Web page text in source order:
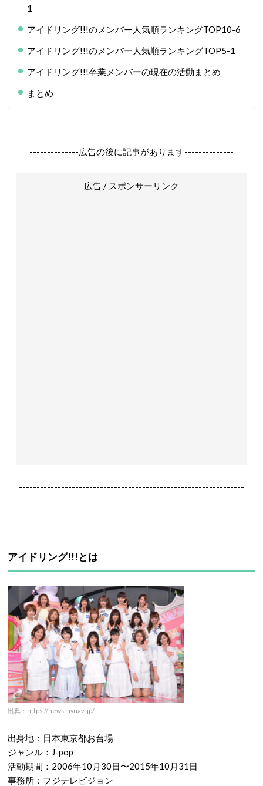
1
アイドリング!!!のメンバー人気順ランキングTOP10-6
アイドリング!!!のメンバー人気順ランキングTOP5-1
アイドリング!!!卒業メンバーの現在の活動まとめ
まとめ
--------------広告の後に記事があります--------------
広告 / スポンサーリンク
----------------------------------------------------------------
アイドリング!!!とは
出典： https://news.mynavi.jp/
出身地：日本東京都お台場
ジャンル：J-pop
活動期間：2006年10月30日〜2015年10月31日
事務所：フジテレビジョン